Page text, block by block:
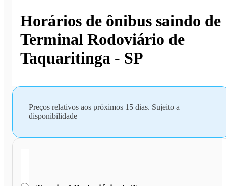
Horários de ônibus saindo de
Terminal Rodoviário de
Taquaritinga - SP
Preços relativos aos próximos 15 dias. Sujeito a
disponibilidade